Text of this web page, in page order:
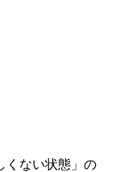
くない状態」の